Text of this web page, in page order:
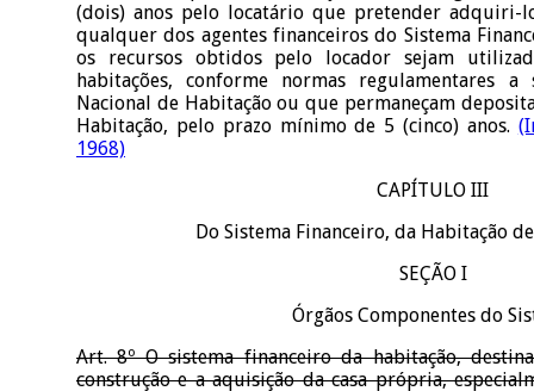
(dois) anos pelo locatário que pretender adquiri-
qualquer dos agentes financeiros do Sistema
os recursos obtidos pelo locador sejam
habitações, conforme normas regulamentares a
Nacional de Habitação ou que permaneçam
Habitação, pelo prazo mínimo de 5 (cinco) anos.
1968)
CAPÍTULO III
Do Sistema Financeiro, da Habitação
SEÇÃO I
Órgãos Componentes do
Art. 8º O sistema financeiro da habitação,
construção e a aquisição da casa própria,